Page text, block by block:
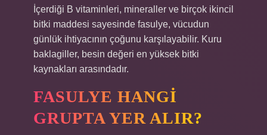
İçerdiği B vitaminleri, mineraller ve birçok ikincil
bitki maddesi sayesinde fasulye, vücudun
günlük ihtiyacının çoğunu karşılayabilir. Kuru
baklagiller, besin değeri en yüksek bitki
kaynakları arasındadır.
FASULYE HANGI
GRUPTA YER ALIR?